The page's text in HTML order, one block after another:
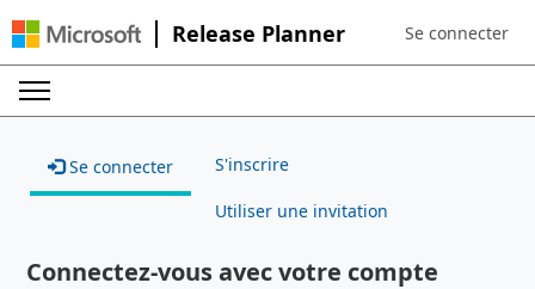
Release Planner Sign in to your
Se connecter
Se connecter S'inscrire
Utiliser une invitation
Connectez-vous avec votre compte